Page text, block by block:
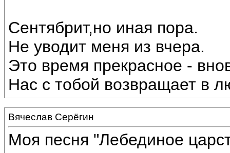
Сентябрит,но иная пора.
Не уводит меня из вчера.
Это время прекрасное -
Нас с тобой возвращает в
Вячеслав Серёгин
Моя песня "Лебединое